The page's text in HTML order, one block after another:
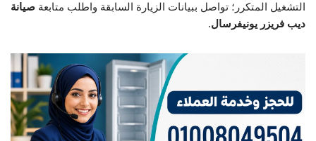
التشغيل المتكرر؛ تواصل ببيانات الزيارة السابقة واطلب متابعة صيانة
ديب فريزر يونيفرسال.